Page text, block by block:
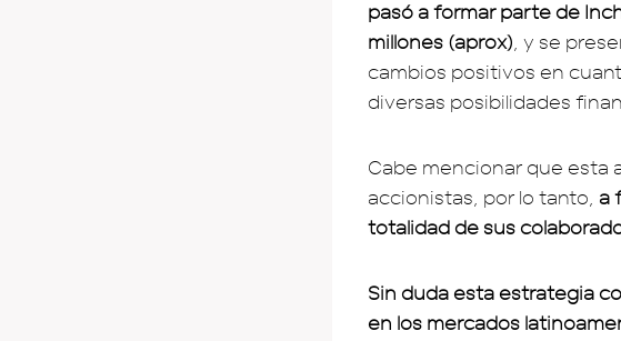
pasó a formar parte de
millones (aprox) , y se
cambios positivos en
diversas posibilidades
Cabe mencionar que esta
accionistas, por lo tanto, a
totalidad de sus
Sin duda esta estrategia
en los mercados